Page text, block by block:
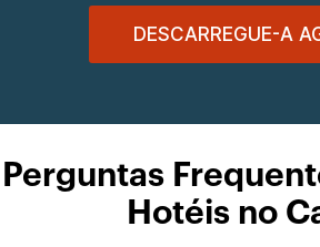
DESCARREGUE-A
Perguntas
Hotéis no